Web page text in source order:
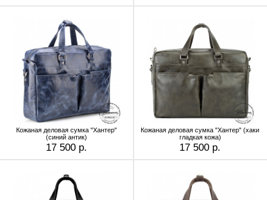
Кожаная деловая сумка "Хантер"
(синий антик)
17 500 р.
Кожаная деловая сумка "Хантер" (хаки
гладкая кожа)
17 500 р.